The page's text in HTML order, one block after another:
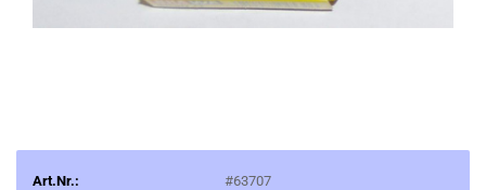
Art.Nr.:
#63707